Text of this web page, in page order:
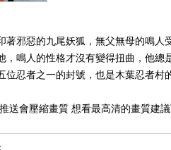
著邪惡的九尾妖狐，無父無母的鳴
，鳴人的性格才沒有變得扭曲，他
位忍者之一的封號，也是木葉忍者村
送會壓縮畫質 想看最高清的畫質建